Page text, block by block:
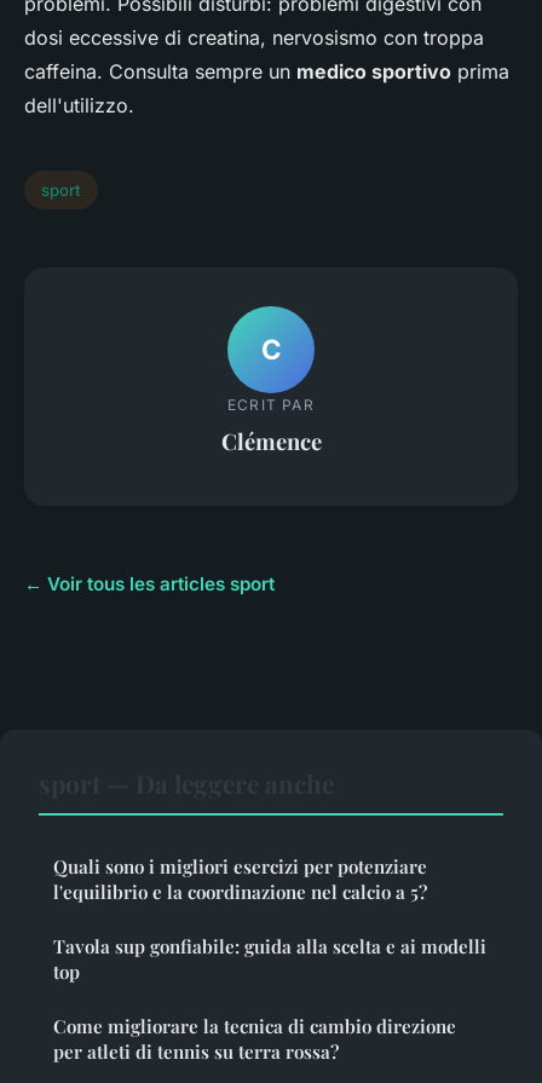
dosi eccessive di creatina, nervosismo con troppa
caffeina. Consulta sempre un medico sportivo prima
dell'utilizzo.
sport
C
ECRIT PAR
Clémence
← Voir tous les articles sport
Quali sono i migliori esercizi per potenziare
l'equilibrio e la coordinazione nel calcio a 5?
Tavola sup gonfiabile: guida alla scelta e ai modelli
top
Come migliorare la tecnica di cambio direzione
per atleti di tennis su terra rossa?